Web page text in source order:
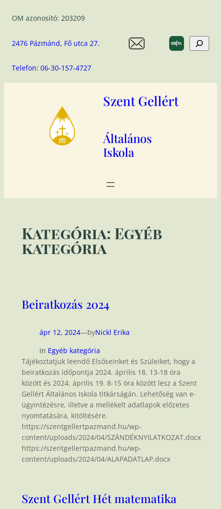
OM azonosító: 203209
2476 Pázmánd, Fő utca 27.
Telefon: 06-30-157-4727
Search
Szent Gellért
Általános
Iskola
Kategória: Egyéb
kategória
Beiratkozás 2024
ápr 12, 2024—byNickl Erika
in Egyéb kategória
Tájékoztatjuk leendő Elsőseinket és Szüleiket, hogy a
beiratkozás időpontja 2024. április 18. 13-18 óra
között és 2024. április 19. 8-15 óra között lesz a Szent
Gellért Általános Iskola titkárságán. Lehetőség van e-
ügyintézésre, illetve a mellékelt adatlapok előzetes
nyomtatására, kitöltésére.
https://szentgellertpazmand.hu/wp-
content/uploads/2024/04/SZÁNDÉKNYILATKOZAT.docx
https://szentgellertpazmand.hu/wp-
content/uploads/2024/04/ALAPADATLAP.docx
Szent Gellért Hét matematika